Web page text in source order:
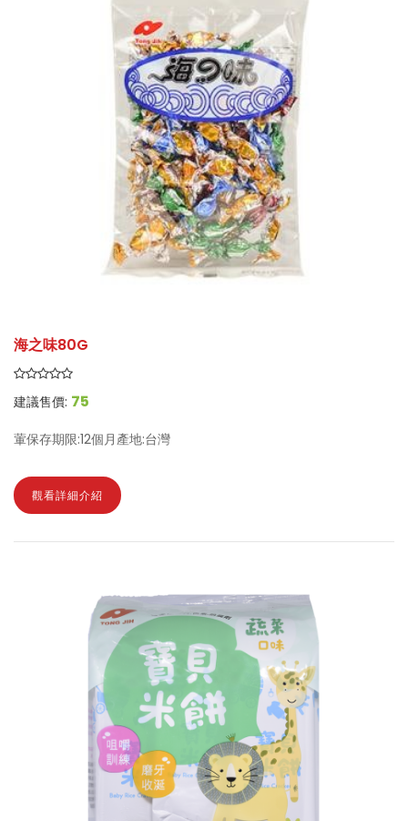
海之味80G
建議售價: 75
葷保存期限:12個月產地:台灣
觀看詳細介紹